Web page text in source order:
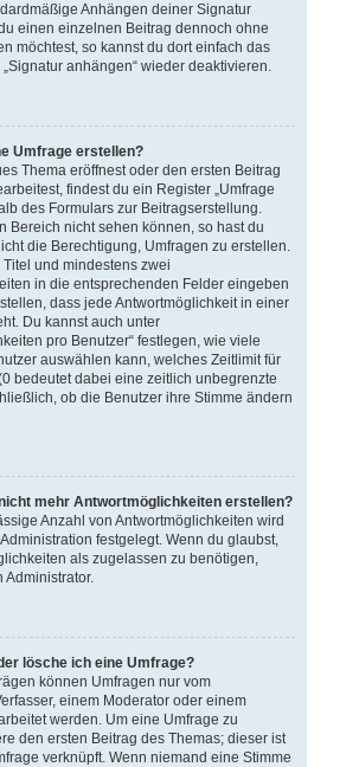
Anhängen deiner Signatur
einen einzelnen Beitrag dennoch ohne
möchtest, so kannst du dort einfach das
anhängen“ wieder deaktivieren.
Umfrage erstellen?
Thema eröffnest oder den ersten Beitrag
findest du ein Register „Umfrage
des Formulars zur Beitragserstellung.
Bereich nicht sehen können, so hast du
die Berechtigung, Umfragen zu erstellen.
und mindestens zwei
in die entsprechenden Felder eingeben
dass jede Antwortmöglichkeit in einer
Du kannst auch unter
pro Benutzer“ festlegen, wie viele
auswählen kann, welches Zeitlimit für
bedeutet dabei eine zeitlich unbegrenzte
ob die Benutzer ihre Stimme ändern
mehr Antwortmöglichkeiten erstellen?
Anzahl von Antwortmöglichkeiten wird
festgelegt. Wenn du glaubst,
als zugelassen zu benötigen,
Administrator.
lösche ich eine Umfrage?
können Umfragen nur vom
einem Moderator oder einem
werden. Um eine Umfrage zu
den ersten Beitrag des Themas; dieser ist
verknüpft. Wenn niemand eine Stimme